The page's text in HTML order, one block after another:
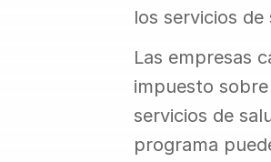
los servicios
Las empresas
impuesto
servicios de
programa